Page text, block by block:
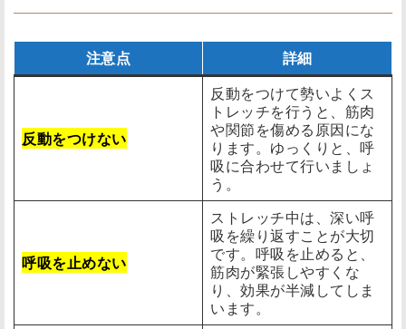
注意点 詳細
反動をつけない
反動をつけて勢いよくス
トレッチを行うと、筋肉
や関節を傷める原因にな
ります。ゆっくりと、呼
吸に合わせて行いましょ
う。
呼吸を止めない
ストレッチ中は、深い呼
吸を繰り返すことが大切
です。呼吸を止めると、
筋肉が緊張しやすくな
り、効果が半減してしま
います。